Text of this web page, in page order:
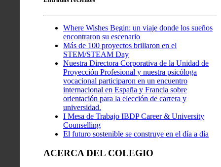
Where Wishes Begin: un viaje donde los sueños
encontraron su escenario
Más de 100 proyectos brillaron en el
STEM/STEAM Day
Nuestra Directora Corporativa de la Unidad de
Proyección Profesional y nuestra psicóloga
vocacional participaron en un encuentro
internacional en España y Francia sobre
orientación para la elección de carrera y
universidad.
I Mesa de Trabajo IBDP Career & University
Counselling
El futuro sostenible se construye en el día a día
ACERCA DEL COLEGIO